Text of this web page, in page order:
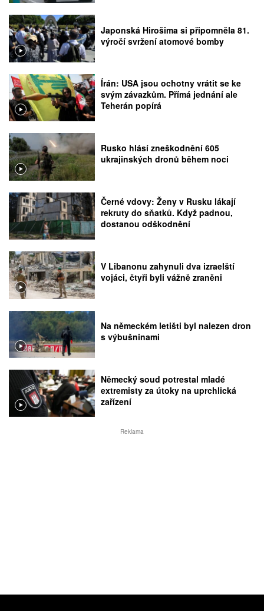
Japonská Hirošima si připomněla 81.
výročí svržení atomové bomby
Írán: USA jsou ochotny vrátit se ke
svým závazkům. Přímá jednání ale
Teherán popírá
Rusko hlásí zneškodnění 605
ukrajinských dronů během noci
Černé vdovy: Ženy v Rusku lákají
rekruty do sňatků. Když padnou,
dostanou odškodnění
V Libanonu zahynuli dva izraelští
vojáci, čtyři byli vážně zraněni
Na německém letišti byl nalezen dron
s výbušninami
Německý soud potrestal mladé
extremisty za útoky na uprchlická
zařízení
Reklama